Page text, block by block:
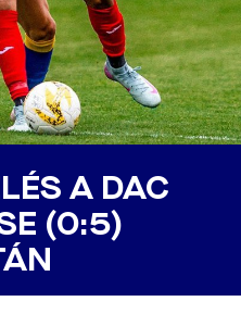
A DAC
(0:5)